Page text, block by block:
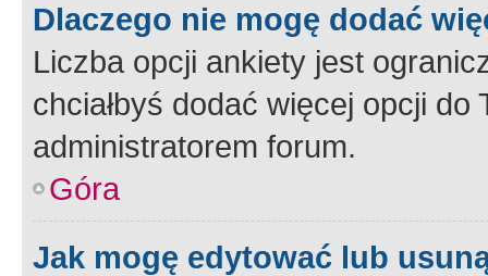
Dlaczego nie mogę dodać
Liczba opcji ankiety jest
chciałbyś dodać więcej opcji
administratorem forum.
Góra
Jak mogę edytować lub